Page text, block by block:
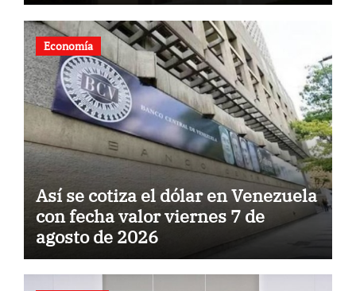
Economía
Así se cotiza el dólar en Venezuela
con fecha valor viernes 7 de
agosto de 2026